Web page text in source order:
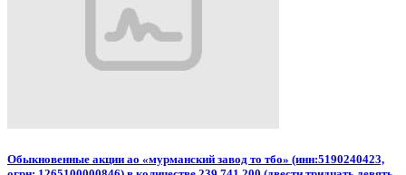
Обыкновенные акции ао «мурманский завод то тбо» (инн:5190240423,